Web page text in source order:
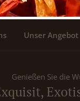
Unser Angebot
Genießen Sie die